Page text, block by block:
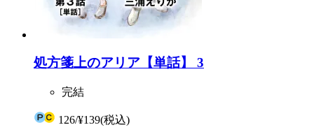
処方箋上のアリア【単話】 3
完結
126/¥139(税込)